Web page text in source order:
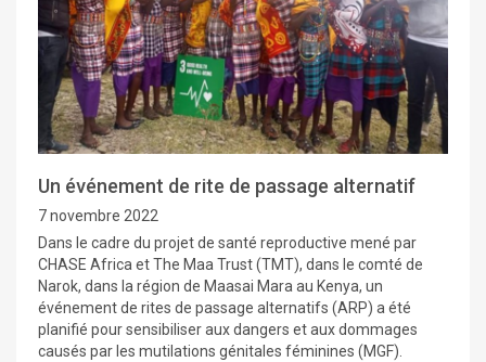
Un événement de rite de passage alternatif
7 novembre 2022
Dans le cadre du projet de santé reproductive mené par
CHASE Africa et The Maa Trust (TMT), dans le comté de
Narok, dans la région de Maasai Mara au Kenya, un
événement de rites de passage alternatifs (ARP) a été
planifié pour sensibiliser aux dangers et aux dommages
causés par les mutilations génitales féminines (MGF).